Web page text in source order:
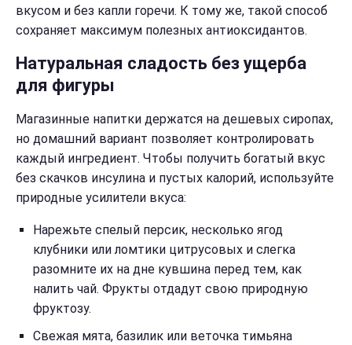
вкусом и без капли горечи. К тому же, такой способ
сохраняет максимум полезных антиоксидантов.
Натуральная сладость без ущерба
для фигуры
Магазинные напитки держатся на дешевых сиропах,
но домашний вариант позволяет контролировать
каждый ингредиент. Чтобы получить богатый вкус
без скачков инсулина и пустых калорий, используйте
природные усилители вкуса:
Нарежьте спелый персик, несколько ягод
клубники или ломтики цитрусовых и слегка
разомните их на дне кувшина перед тем, как
налить чай. Фрукты отдадут свою природную
фруктозу.
Свежая мята, базилик или веточка тимьяна